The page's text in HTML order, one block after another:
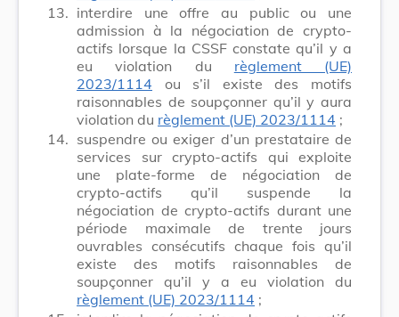
13. interdire une offre au public ou une
admission à la négociation de crypto-
actifs lorsque la CSSF constate qu’il y a
eu violation du règlement (UE)
2023/1114 ou s’il existe des motifs
raisonnables de soupçonner qu’il y aura
violation du règlement (UE) 2023/1114 ;
14. suspendre ou exiger d’un prestataire de
services sur crypto-actifs qui exploite
une plate-forme de négociation de
crypto-actifs qu’il suspende la
négociation de crypto-actifs durant une
période maximale de trente jours
ouvrables consécutifs chaque fois qu’il
existe des motifs raisonnables de
soupçonner qu’il y a eu violation du
règlement (UE) 2023/1114 ;